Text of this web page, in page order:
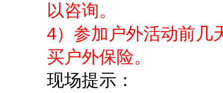
以咨询。
4）参加户外活动前几
买户外保险。
现场提示：